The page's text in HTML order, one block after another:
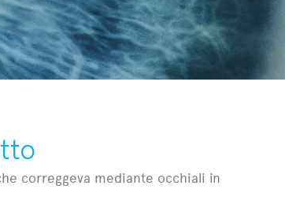
correggeva mediante occhiali in